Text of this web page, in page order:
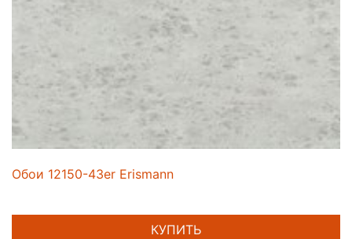
Обои 12150-43er Erismann
КУПИТЬ